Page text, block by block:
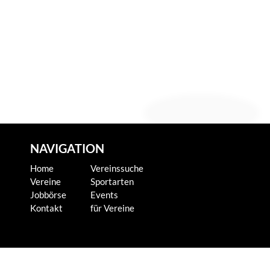
NAVIGATION
Home
Vereinssuche
Vereine
Sportarten
Jobbörse
Events
Kontakt
für Vereine